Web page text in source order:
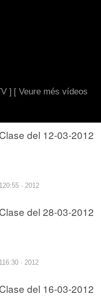
] [ Veure més vídeos
Clase del 12-03-2012
120:55 · 2012
Clase del 28-03-2012
116:30 · 2012
Clase del 16-03-2012